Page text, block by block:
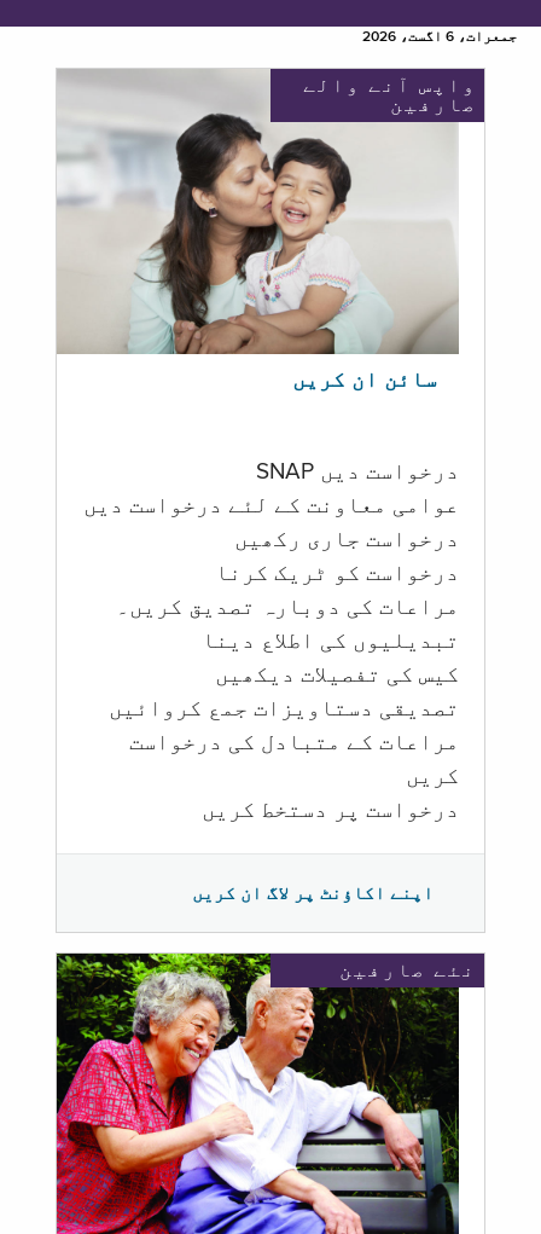
جمعرات، 6 اگست، 2026
واپس آنے والے
صارفین
سائن ان کریں
درخواست دیں SNAP
عوامی معاونت کے لئے درخواست دیں
درخواست جاری رکھیں
درخواست کو ٹریک کرنا
مراعات کی دوبارہ تصدیق کریں۔
تبدیلیوں کی اطلاع دینا
کیس کی تفصیلات دیکھیں
تصدیقی دستاویزات جمع کروائیں
مراعات کے متبادل کی درخواست
کریں
درخواست پر دستخط کریں
اپنے اکاؤنٹ پر لاگ ان کریں
نئے صارفین